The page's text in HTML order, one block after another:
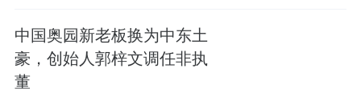
中国奥园新老板换为中东土
豪，创始人郭梓文调任非执
董